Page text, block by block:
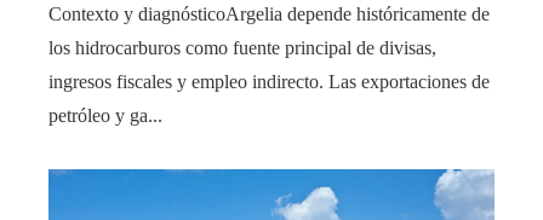
Contexto y diagnósticoArgelia depende históricamente de
los hidrocarburos como fuente principal de divisas,
ingresos fiscales y empleo indirecto. Las exportaciones de
petróleo y ga...